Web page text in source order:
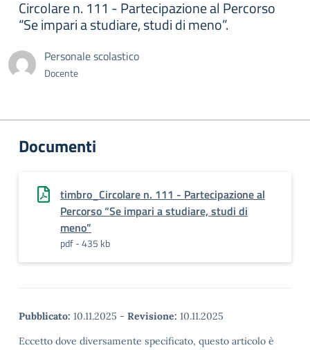
Circolare n. 111 - Partecipazione al Percorso
“Se impari a studiare, studi di meno”.
Personale scolastico
Docente
Documenti
timbro_Circolare n. 111 - Partecipazione al
Percorso “Se impari a studiare, studi di
meno”
pdf - 435 kb
Pubblicato: 10.11.2025 - Revisione: 10.11.2025
Eccetto dove diversamente specificato, questo articolo è